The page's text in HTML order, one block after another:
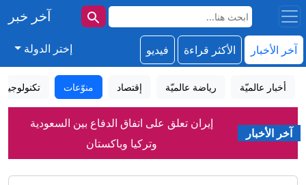
آخر خبر
آخر الأخبار الأكثر قراءة فيديو إختر الدولة
أخبار عالميّة رياضة عالميّة إقتصاد منوّعات تكنولوجيا
آخر الأخبار
السعودية توضح أهداف اتفاقية الدفاع
المشترك مع تركيا وباكستان
سيدة بعمر 97 عامًا تحطم الرقم القياسي